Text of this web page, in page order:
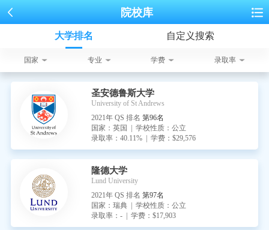
院校库
大学排名 自定义搜索
国家 专业 学费 录取率
圣安德鲁斯大学
University of St Andrews
2021年 QS 排名 第96名
国家：英国 | 学校性质：公立
录取率：40.11% | 学费：$29,576
隆德大学
Lund University
2021年 QS 排名 第97名
国家：瑞典 | 学校性质：公立
录取率：- | 学费：$17,903